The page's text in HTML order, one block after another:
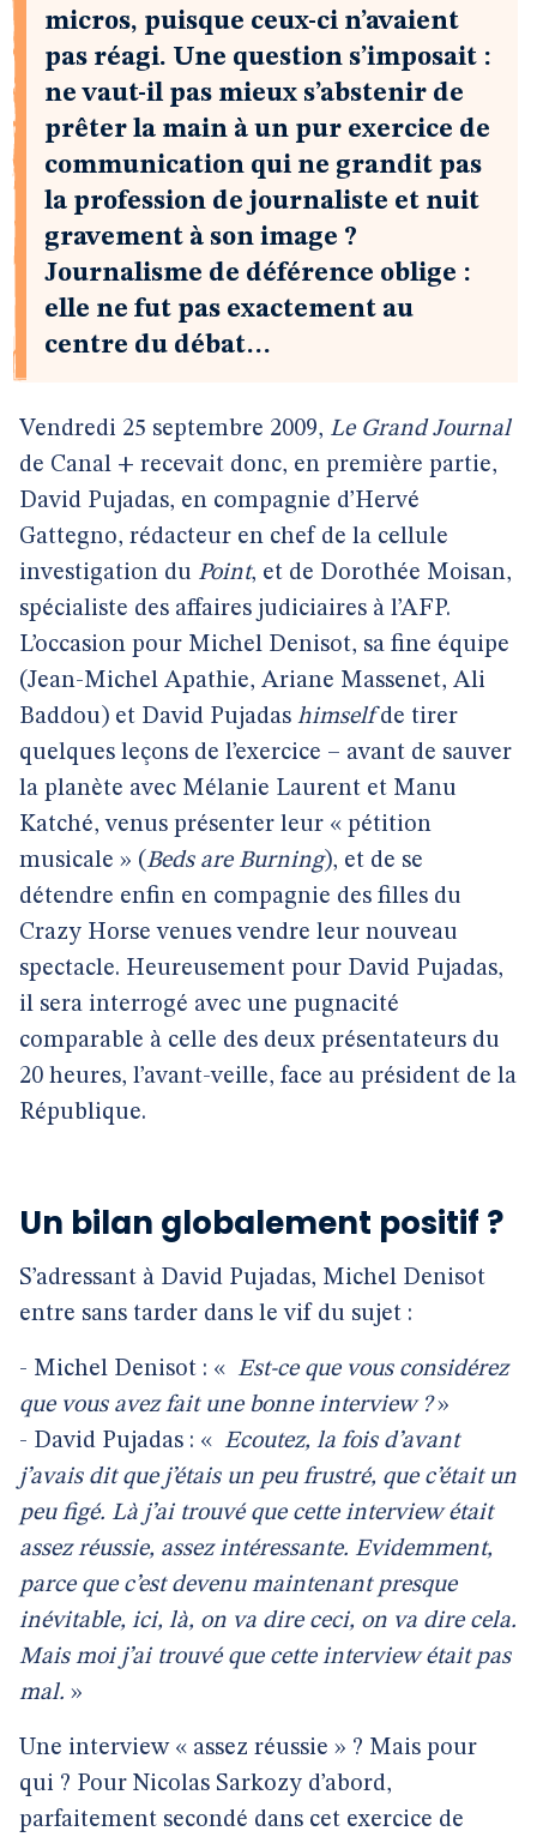
micros, puisque ceux-ci n’avaient
pas réagi. Une question s’imposait :
ne vaut-il pas mieux s’abstenir de
prêter la main à un pur exercice de
communication qui ne grandit pas
la profession de journaliste et nuit
gravement à son image ?
Journalisme de déférence oblige :
elle ne fut pas exactement au
centre du débat…
Vendredi 25 septembre 2009, Le Grand Journal
de Canal + recevait donc, en première partie,
David Pujadas, en compagnie d’Hervé
Gattegno, rédacteur en chef de la cellule
investigation du Point, et de Dorothée Moisan,
spécialiste des affaires judiciaires à l’AFP.
L’occasion pour Michel Denisot, sa fine équipe
(Jean-Michel Apathie, Ariane Massenet, Ali
Baddou) et David Pujadas himselfde tirer
quelques leçons de l’exercice – avant de sauver
la planète avec Mélanie Laurent et Manu
Katché, venus présenter leur « pétition
musicale » (Beds are Burning), et de se
détendre enfin en compagnie des filles du
Crazy Horse venues vendre leur nouveau
spectacle. Heureusement pour David Pujadas,
il sera interrogé avec une pugnacité
comparable à celle des deux présentateurs du
20 heures, l’avant-veille, face au président de la
République.
Un bilan globalement positif ?
S’adressant à David Pujadas, Michel Denisot
entre sans tarder dans le vif du sujet :
- Michel Denisot : « Est-ce que vous considérez
que vous avez fait une bonne interview ?»
- David Pujadas : « Ecoutez, la fois d’avant
j’avais dit que j’étais un peu frustré, que c’était un
peu figé. Là j’ai trouvé que cette interview était
assez réussie, assez intéressante. Evidemment,
parce que c’est devenu maintenant presque
inévitable, ici, là, on va dire ceci, on va dire cela.
Mais moi j’ai trouvé que cette interview était pas
mal. »
Une interview « assez réussie » ? Mais pour
qui ? Pour Nicolas Sarkozy d’abord,
parfaitement secondé dans cet exercice de